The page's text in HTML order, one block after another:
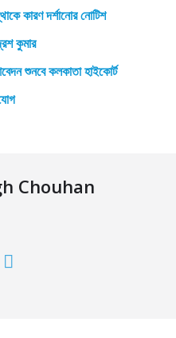
কারণ দর্শানোর নোটিশ
কুমার
শুনবে কলকাতা হাইকোর্ট
Chouhan